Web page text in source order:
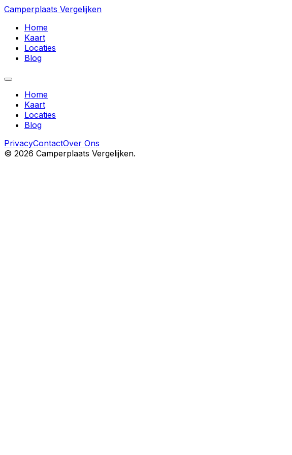
Camperplaats Vergelijken
Home
Kaart
Locaties
Blog
Home
Kaart
Locaties
Blog
PrivacyContactOver Ons
© 2026 Camperplaats Vergelijken.